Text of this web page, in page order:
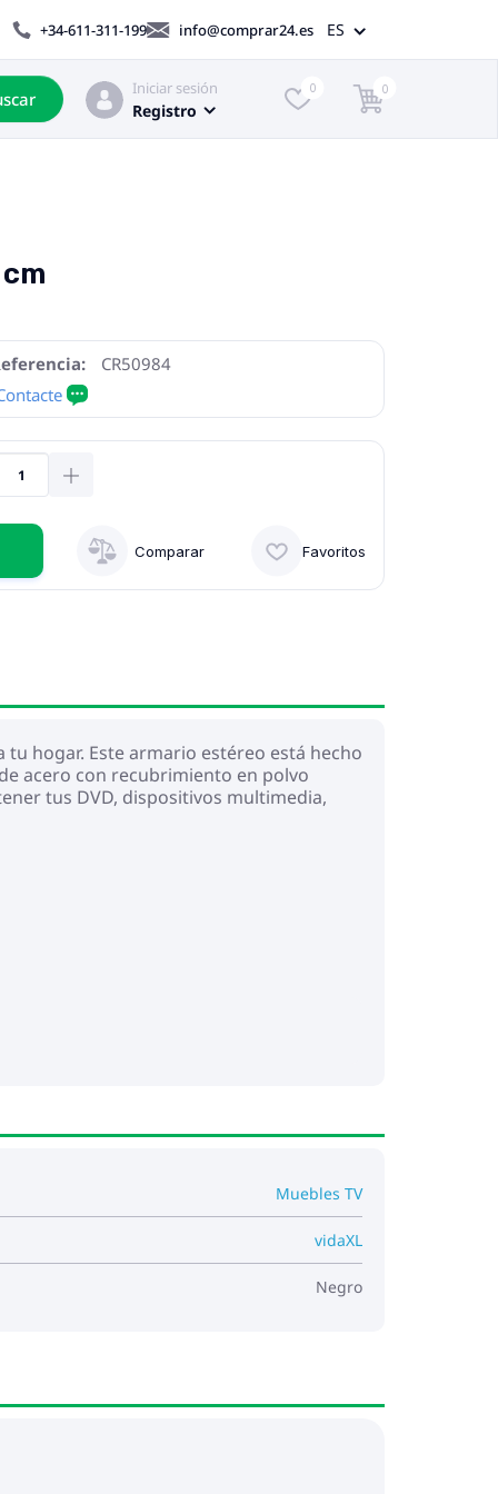
+34-611-311-199 info@comprar24.es ES
Iniciar sesión
Registro
0 0
CR50984
Favoritos
Comparar
hogar. Este armario estéreo está hecho
acero con recubrimiento en polvo
tus DVD, dispositivos multimedia,
Muebles TV
vidaXL
Negro